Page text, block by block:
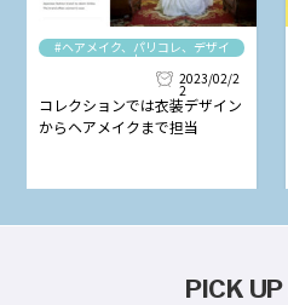
#ヘアメイク、パリコレ、デザイ
ナー
2023/02/2
2
コレクションでは衣装デザイン
からヘアメイクまで担当
PICK